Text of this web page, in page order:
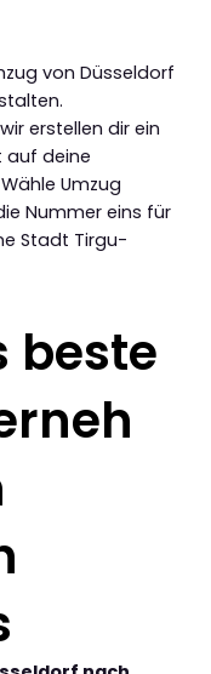
von Düsseldorf
erstellen dir ein
auf deine
Umzug
Nummer eins für
Stadt Tirgu-
beste